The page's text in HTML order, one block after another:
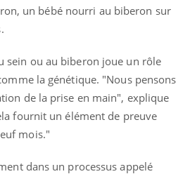
un bébé nourri au biberon sur
sein ou au biberon joue un rôle
la génétique. "Nous pensons
de la prise en main", explique
fournit un élément de preuve
mois."
dans un processus appelé
« jumeau numérique » pour
Youtube
établissement lié à un groupe
innove en matière de bilan de
: l'utilisation d'un « jumeau
» permet ...